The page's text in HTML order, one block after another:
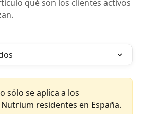
qué son los clientes activos
sólo se aplica a los
residentes en España.